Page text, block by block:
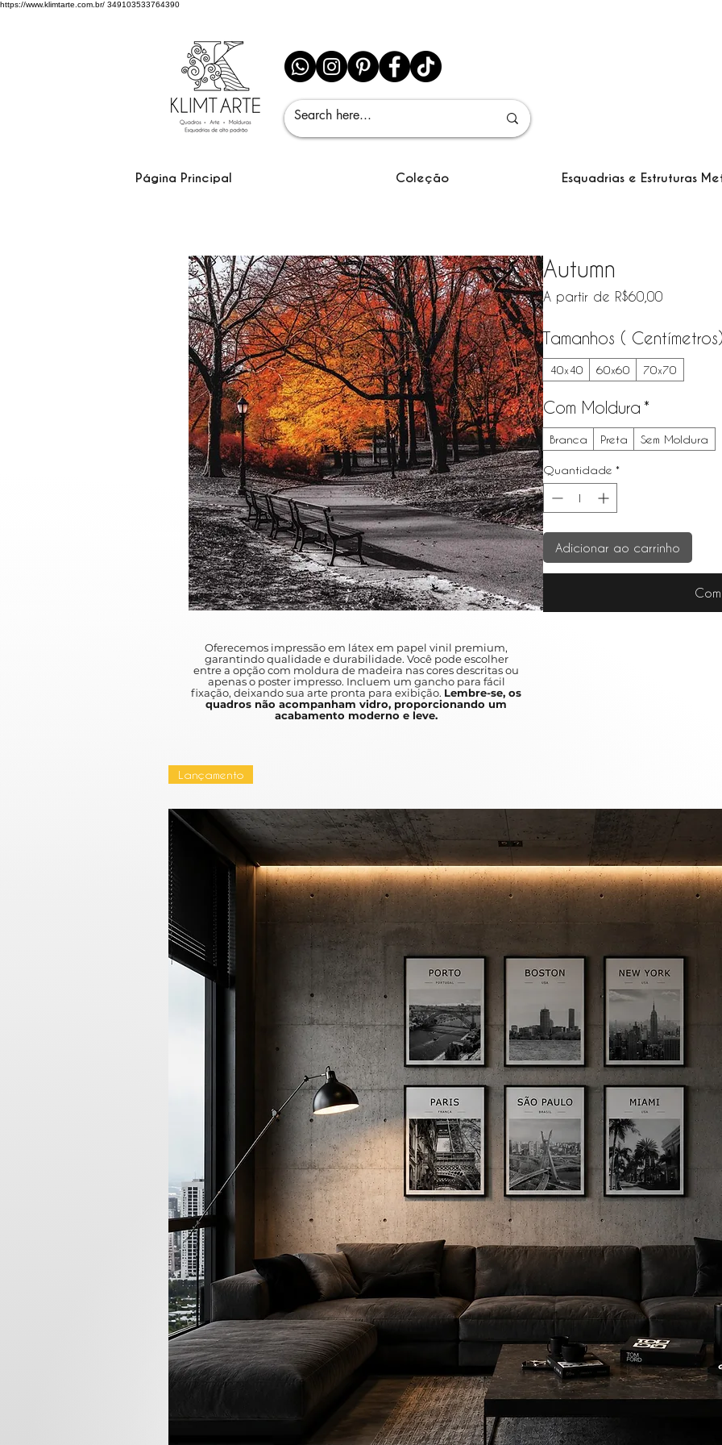
https://www.klimtarte.com.br/ 349103533764390
Página Principal Coleção Esquadrias e Estruturas
Autumn
A partir de R$60,00Preço
Tamanhos (
40x40 60x60 70x70
Com Moldura *
Branca Preta Sem Moldura
Quantidade *
Adicionar ao carrinho
Oferecemos impressão em látex em papel vinil premium,
garantindo qualidade e durabilidade. Você pode escolher
entre a opção com moldura de madeira nas cores descritas ou
apenas o poster impresso. Incluem um gancho para fácil
fixação, deixando sua arte pronta para exibição. Lembre-se, os
quadros não acompanham vidro, proporcionando um
acabamento moderno e leve.
Lançamento